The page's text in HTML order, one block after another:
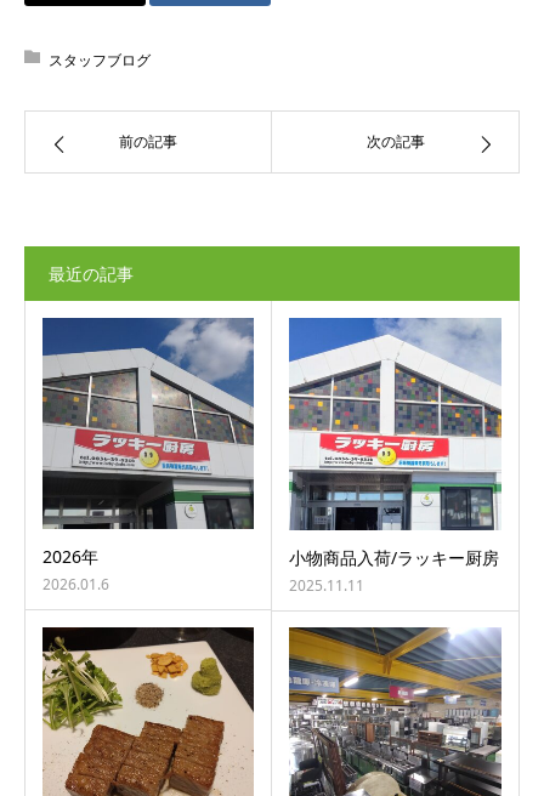
スタッフブログ
前の記事 次の記事
最近の記事
2026年
2026.01.6
小物商品入荷/ラッキー厨房
2025.11.11